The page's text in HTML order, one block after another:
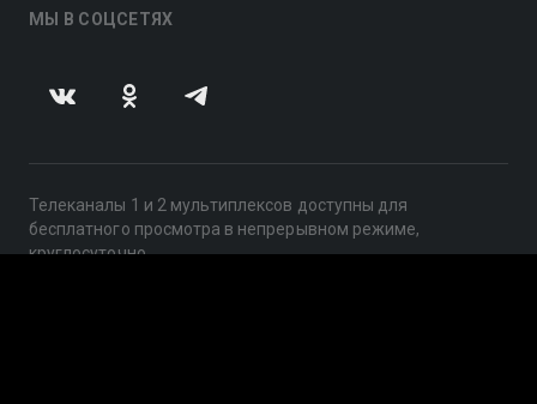
МЫ В СОЦСЕТЯХ
Телеканалы 1 и 2 мультиплексов доступны для
бесплатного просмотра в непрерывном режиме,
круглосуточно.